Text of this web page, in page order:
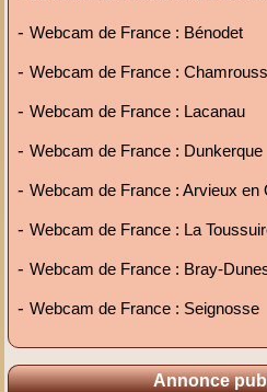
-Webcam de France : Bénodet
-Webcam de France :
-Webcam de France : Lacanau
-Webcam de France : Dunkerque
-Webcam de France : Arvieux en
-Webcam de France : La
-Webcam de France : Bray-
-Webcam de France : Seignosse
Annonce